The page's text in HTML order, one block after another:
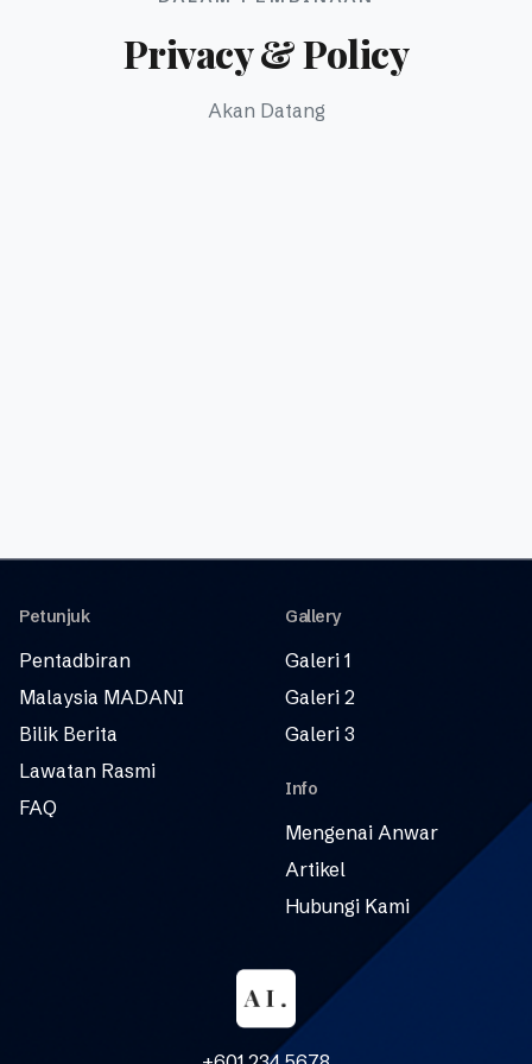
Privacy & Policy
Akan Datang
Petunjuk
Pentadbiran
Malaysia MADANI
Bilik Berita
Lawatan Rasmi
FAQ
Gallery
Galeri 1
Galeri 2
Galeri 3
Info
Mengenai Anwar
Artikel
Hubungi Kami